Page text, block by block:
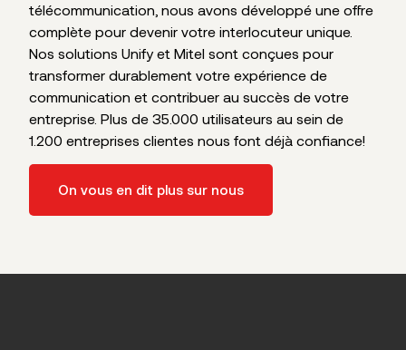
télécommunication, nous avons développé une offre
complète pour devenir votre interlocuteur unique.
Nos solutions Unify et Mitel sont conçues pour
transformer durablement votre expérience de
communication et contribuer au succès de votre
entreprise. Plus de 35.000 utilisateurs au sein de
1.200 entreprises clientes nous font déjà confiance!
On vous en dit plus sur nous